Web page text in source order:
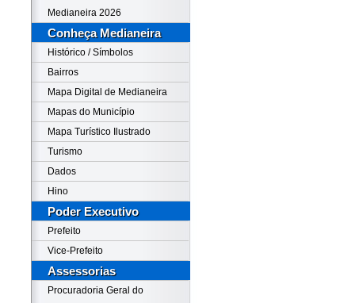
Medianeira 2026
Conheça Medianeira
Histórico / Símbolos
Bairros
Mapa Digital de Medianeira
Mapas do Município
Mapa Turístico Ilustrado
Turismo
Dados
Hino
Poder Executivo
Prefeito
Vice-Prefeito
Assessorias
Procuradoria Geral do